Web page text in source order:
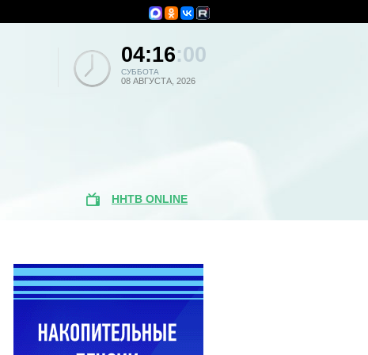
04:16:00
СУББОТА
08 АВГУСТА, 2026
ННТВ ONLINE